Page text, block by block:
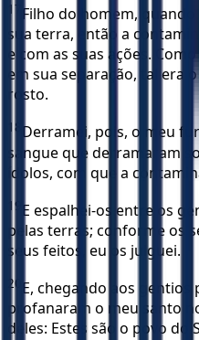
17 Filho do homem,
sua terra, então a
e com as suas ações.
em sua separação, tal era
rosto.
18 Derramei, pois, o meu
sangue que derramaram
ídolos, com que a
19 E espalhei-os entre os
pelas terras; conforme os
seus feitos, eu os julguei.
20 E, chegando aos
profanaram o meu santo
deles: Estes são o povo do